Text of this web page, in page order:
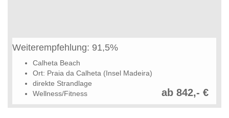
Weiterempfehlung: 91,5%
Calheta Beach
Ort: Praia da Calheta (Insel Madeira)
direkte Strandlage
Wellness/Fitness
ab 842,- €